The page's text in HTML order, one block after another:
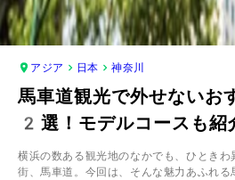
アジア 日本 神奈川
馬車道観光で外せないお
2選！モデルコースも紹
横浜の数ある観光地のなかでも、ひときわ
街、馬車道。今回は、そんな魅力あふ